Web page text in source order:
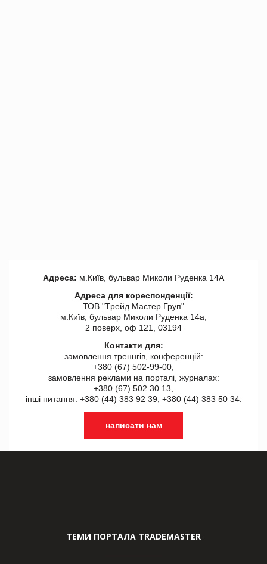
Адреса: м.Київ, бульвар Миколи Руденка 14А
Адреса для кореспонденції:
ТОВ "Tрейд Мастер Груп"
м.Київ, бульвар Миколи Руденка 14а,
2 поверх, оф 121, 03194
Контакти для:
замовлення треннгів, конференцій:
+380 (67) 502-99-00,
замовлення реклами на порталі, журналах:
+380 (67) 502 30 13,
інші питання: +380 (44) 383 92 39, +380 (44) 383 50 34.
написати нам
ТЕМИ ПОРТАЛА TRADEMASTER